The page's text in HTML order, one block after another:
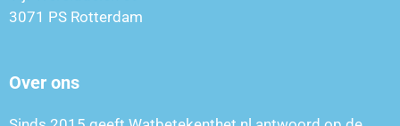
3071 PS Rotterdam
Over ons